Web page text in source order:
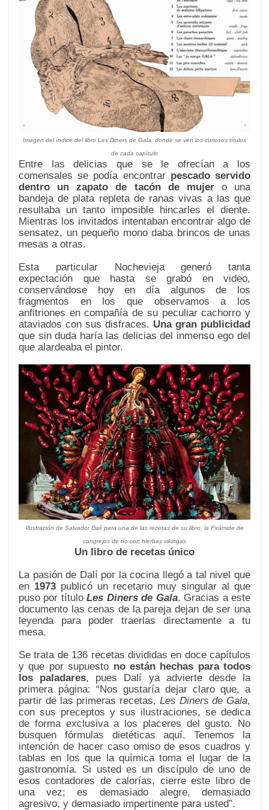
Imagen del índice del libro Les Diners de Gala, donde se ven los curiosos títulos
de cada capítulo
Entre las delicias que se le ofrecían a los
comensales se podía encontrar pescado servido
dentro un zapato de tacón de mujero una
bandeja de plata repleta de ranas vivas a las que
resultaba un tanto imposible hincarles el diente.
Mientras los invitados intentaban encontrar algo de
sensatez, un pequeño mono daba brincos de unas
mesas a otras.
Esta particular Nochevieja generó tanta
expectación que hasta se grabó en video,
conservándose hoy en día algunos de los
fragmentos en los que observamos a los
anfitriones en compañía de su peculiar cachorro y
ataviados con sus disfraces. Una gran publicidad
que sin duda haría las delicias del inmenso ego del
que alardeaba el pintor.
Ilustración de Salvador Dalí para una de las recetas de su libro, la Pirámide de
cangrejos de río con hierbas vikingas
Un libro de recetas único
La pasión de Dalí por la cocina llegó a tal nivel que
en 1973 publicó un recetario muy singular al que
puso por títuloLes Diners de Gala. Gracias a este
documento las cenas de la pareja dejan de ser una
leyenda para poder traerlas directamente a tu
mesa.
Se trata de 136 recetas divididas en doce capítulos
y que por supuesto no están hechas para todos
los paladares, pues Dalí ya advierte desde la
primera página: “Nos gustaría dejar claro que, a
partir de las primeras recetas, Les Diners de Gala,
con sus preceptos y sus ilustraciones, se dedica
de forma exclusiva a los placeres del gusto. No
busquen fórmulas dietéticas aquí. Tenemos la
intención de hacer caso omiso de esos cuadros y
tablas en los que la química toma el lugar de la
gastronomía. Si usted es un discípulo de uno de
esos contadores de calorías, cierre este libro de
una vez; es demasiado alegre, demasiado
agresivo, y demasiado impertinente para usted”.